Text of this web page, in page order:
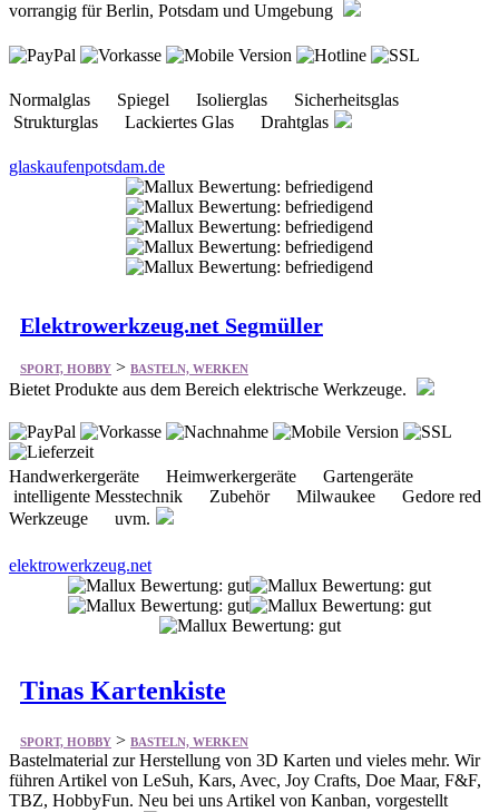
vorrangig für Berlin, Potsdam und Umgebung
Normalglas Spiegel Isolierglas Sicherheitsglas
Strukturglas Lackiertes Glas Drahtglas
glaskaufenpotsdam.de
Elektrowerkzeug.net Segmüller
SPORT, HOBBY > BASTELN, WERKEN
Bietet Produkte aus dem Bereich elektrische Werkzeuge.
Handwerkergeräte Heimwerkergeräte Gartengeräte
intelligente Messtechnik Zubehör Milwaukee Gedore red
Werkzeuge uvm.
elektrowerkzeug.net
Tinas Kartenkiste
SPORT, HOBBY > BASTELN, WERKEN
Bastelmaterial zur Herstellung von 3D Karten und vieles mehr. Wir
führen Artikel von LeSuh, Kars, Avec, Joy Crafts, Doe Maar, F&F,
TBZ, HobbyFun. Neu bei uns Artikel von Kanban, vorgestellt